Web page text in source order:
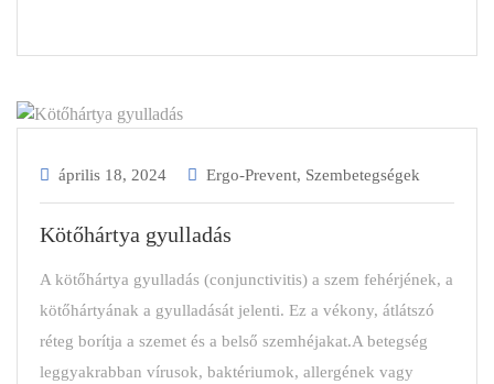
április 18, 2024 Ergo-Prevent, Szembetegségek
Kötőhártya gyulladás
A kötőhártya gyulladás (conjunctivitis) a szem fehérjének, a
kötőhártyának a gyulladását jelenti. Ez a vékony, átlátszó
réteg borítja a szemet és a belső szemhéjakat.A betegség
leggyakrabban vírusok, baktériumok, allergének vagy